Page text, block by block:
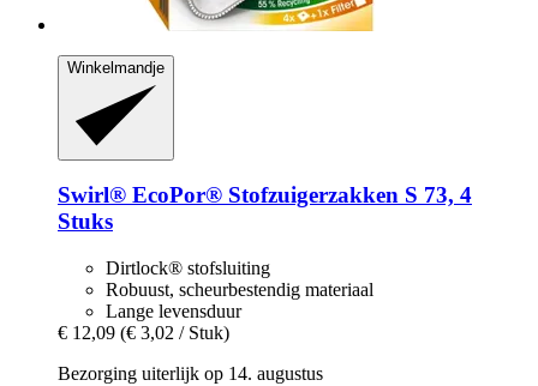
Winkelmandje
Swirl® EcoPor® Stofzuigerzakken S 73, 4
Stuks
Dirtlock® stofsluiting
Robuust, scheurbestendig materiaal
Lange levensduur
€ 12,09 (€ 3,02 / Stuk)
Bezorging uiterlijk op 14. augustus